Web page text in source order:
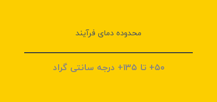
محدوده دمای فرآیند
۵۰+ تا ۱۳۵+ درجه سانتی گراد